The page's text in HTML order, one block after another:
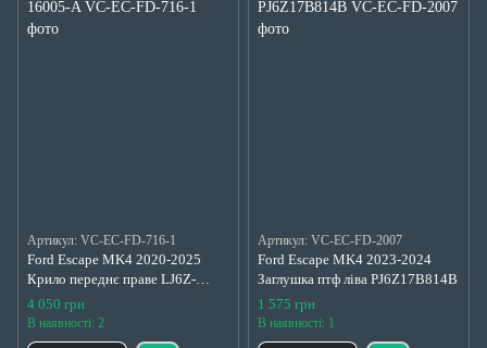
Артикул: VC-EC-FD-716-1
Ford Escape MK4 2020-2025
Крило переднє праве LJ6Z-
16005-A
4 050 грн
В наявності: 2
Артикул: VC-EC-FD-2007
Ford Escape MK4 2023-2024
Заглушка птф ліва PJ6Z17B814B
1 575 грн
В наявності: 1